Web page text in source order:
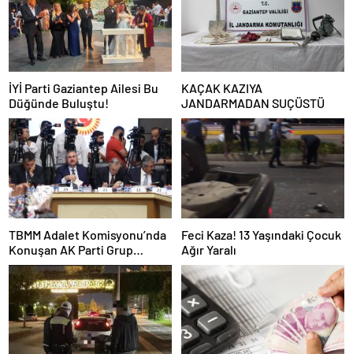
İYİ Parti Gaziantep Ailesi Bu
Düğünde Buluştu!
KAÇAK KAZIYA
JANDARMADAN SUÇÜSTÜ
TBMM Adalet Komisyonu’nda
Konuşan AK Parti Grup
Başkanvekili Abdulhamit Gül:
“Kanun Teklifi Milletimizin
Teklifidir”
Feci Kaza! 13 Yaşındaki Çocuk
Ağır Yaralı